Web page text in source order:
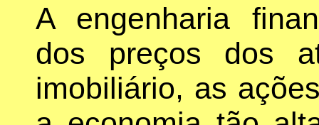
A engenharia
dos preços dos
imobiliário, as